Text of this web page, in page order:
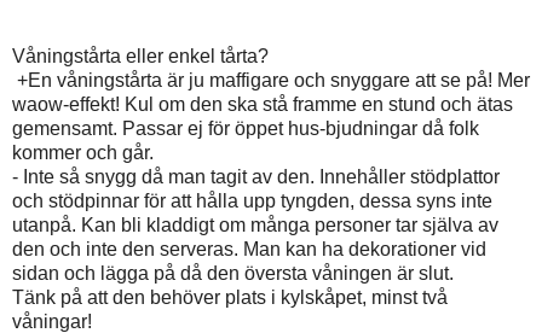
Våningstårta eller enkel tårta?
+En våningstårta är ju maffigare och snyggare att se på! Mer
waow-effekt! Kul om den ska stå framme en stund och ätas
gemensamt. Passar ej för öppet hus-bjudningar då folk
kommer och går.
- Inte så snygg då man tagit av den. Innehåller stödplattor
och stödpinnar för att hålla upp tyngden, dessa syns inte
utanpå. Kan bli kladdigt om många personer tar själva av
den och inte den serveras. Man kan ha dekorationer vid
sidan och lägga på då den översta våningen är slut.
Tänk på att den behöver plats i kylskåpet, minst två
våningar!